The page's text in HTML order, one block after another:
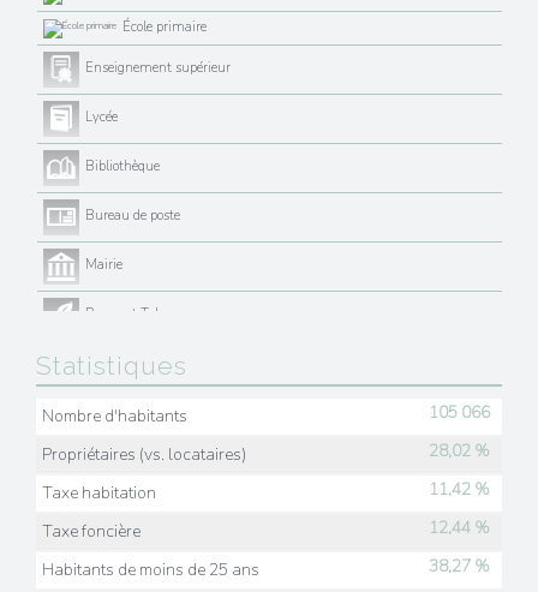
École primaire
Enseignement supérieur
Lycée
Bibliothèque
Bureau de poste
Mairie
Presse et Tabac
Statistiques
Nombre d'habitants
105 066
Propriétaires (vs. locataires)
28,02 %
Taxe habitation
11,42 %
Taxe foncière
12,44 %
Habitants de moins de 25 ans
38,27 %